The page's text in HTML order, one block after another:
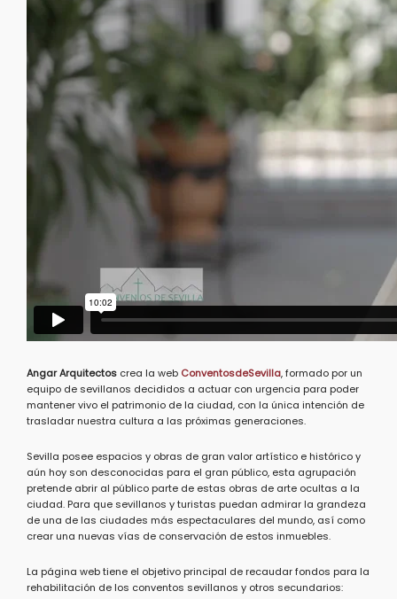
Angar Arquitectos crea la web ConventosdeSevilla, formado por un
equipo de sevillanos decididos a actuar con urgencia para poder
mantener vivo el patrimonio de la ciudad, con la única intención de
trasladar nuestra cultura a las próximas generaciones.
Sevilla posee espacios y obras de gran valor artístico e histórico y
aún hoy son desconocidas para el gran público, esta agrupación
pretende abrir al público parte de estas obras de arte ocultas a la
ciudad. Para que sevillanos y turistas puedan admirar la grandeza
de una de las ciudades más espectaculares del mundo, así como
crear una nuevas vías de conservación de estos inmuebles.
La página web tiene el objetivo principal de recaudar fondos para la
rehabilitación de los conventos sevillanos y otros secundarios: